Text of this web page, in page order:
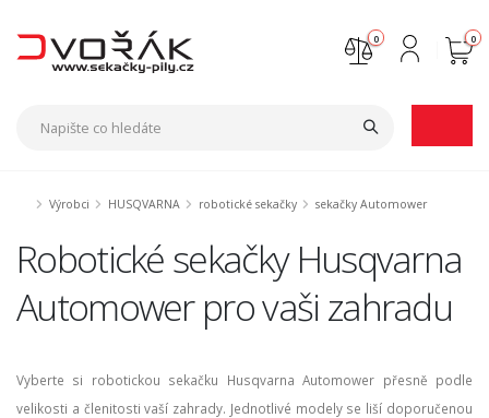
0
0
Výrobci HUSQVARNA robotické sekačky sekačky Automower
Robotické sekačky Husqvarna
Automower pro vaši zahradu
Vyberte si robotickou sekačku Husqvarna Automower přesně podle
velikosti a členitosti vaší zahrady. Jednotlivé modely se liší doporučenou